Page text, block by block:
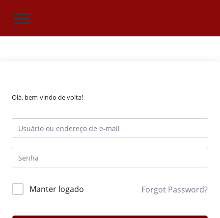
Olá, bem-vindo de volta!
Manter logado Forgot Password?